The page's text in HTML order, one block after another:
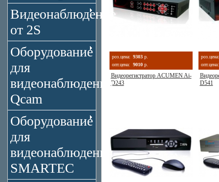
Видеонаблюдение
от 2S
Оборудование
для
видеонаблюдения
Qcam
Оборудование
для
видеонаблюдения
SMARTEC
роз.цена: 9303 р.
опт.цена:
9010 р.
Видеорегистратор ACUMEN Ai-
D243
роз.цена:
опт.цена:
D541